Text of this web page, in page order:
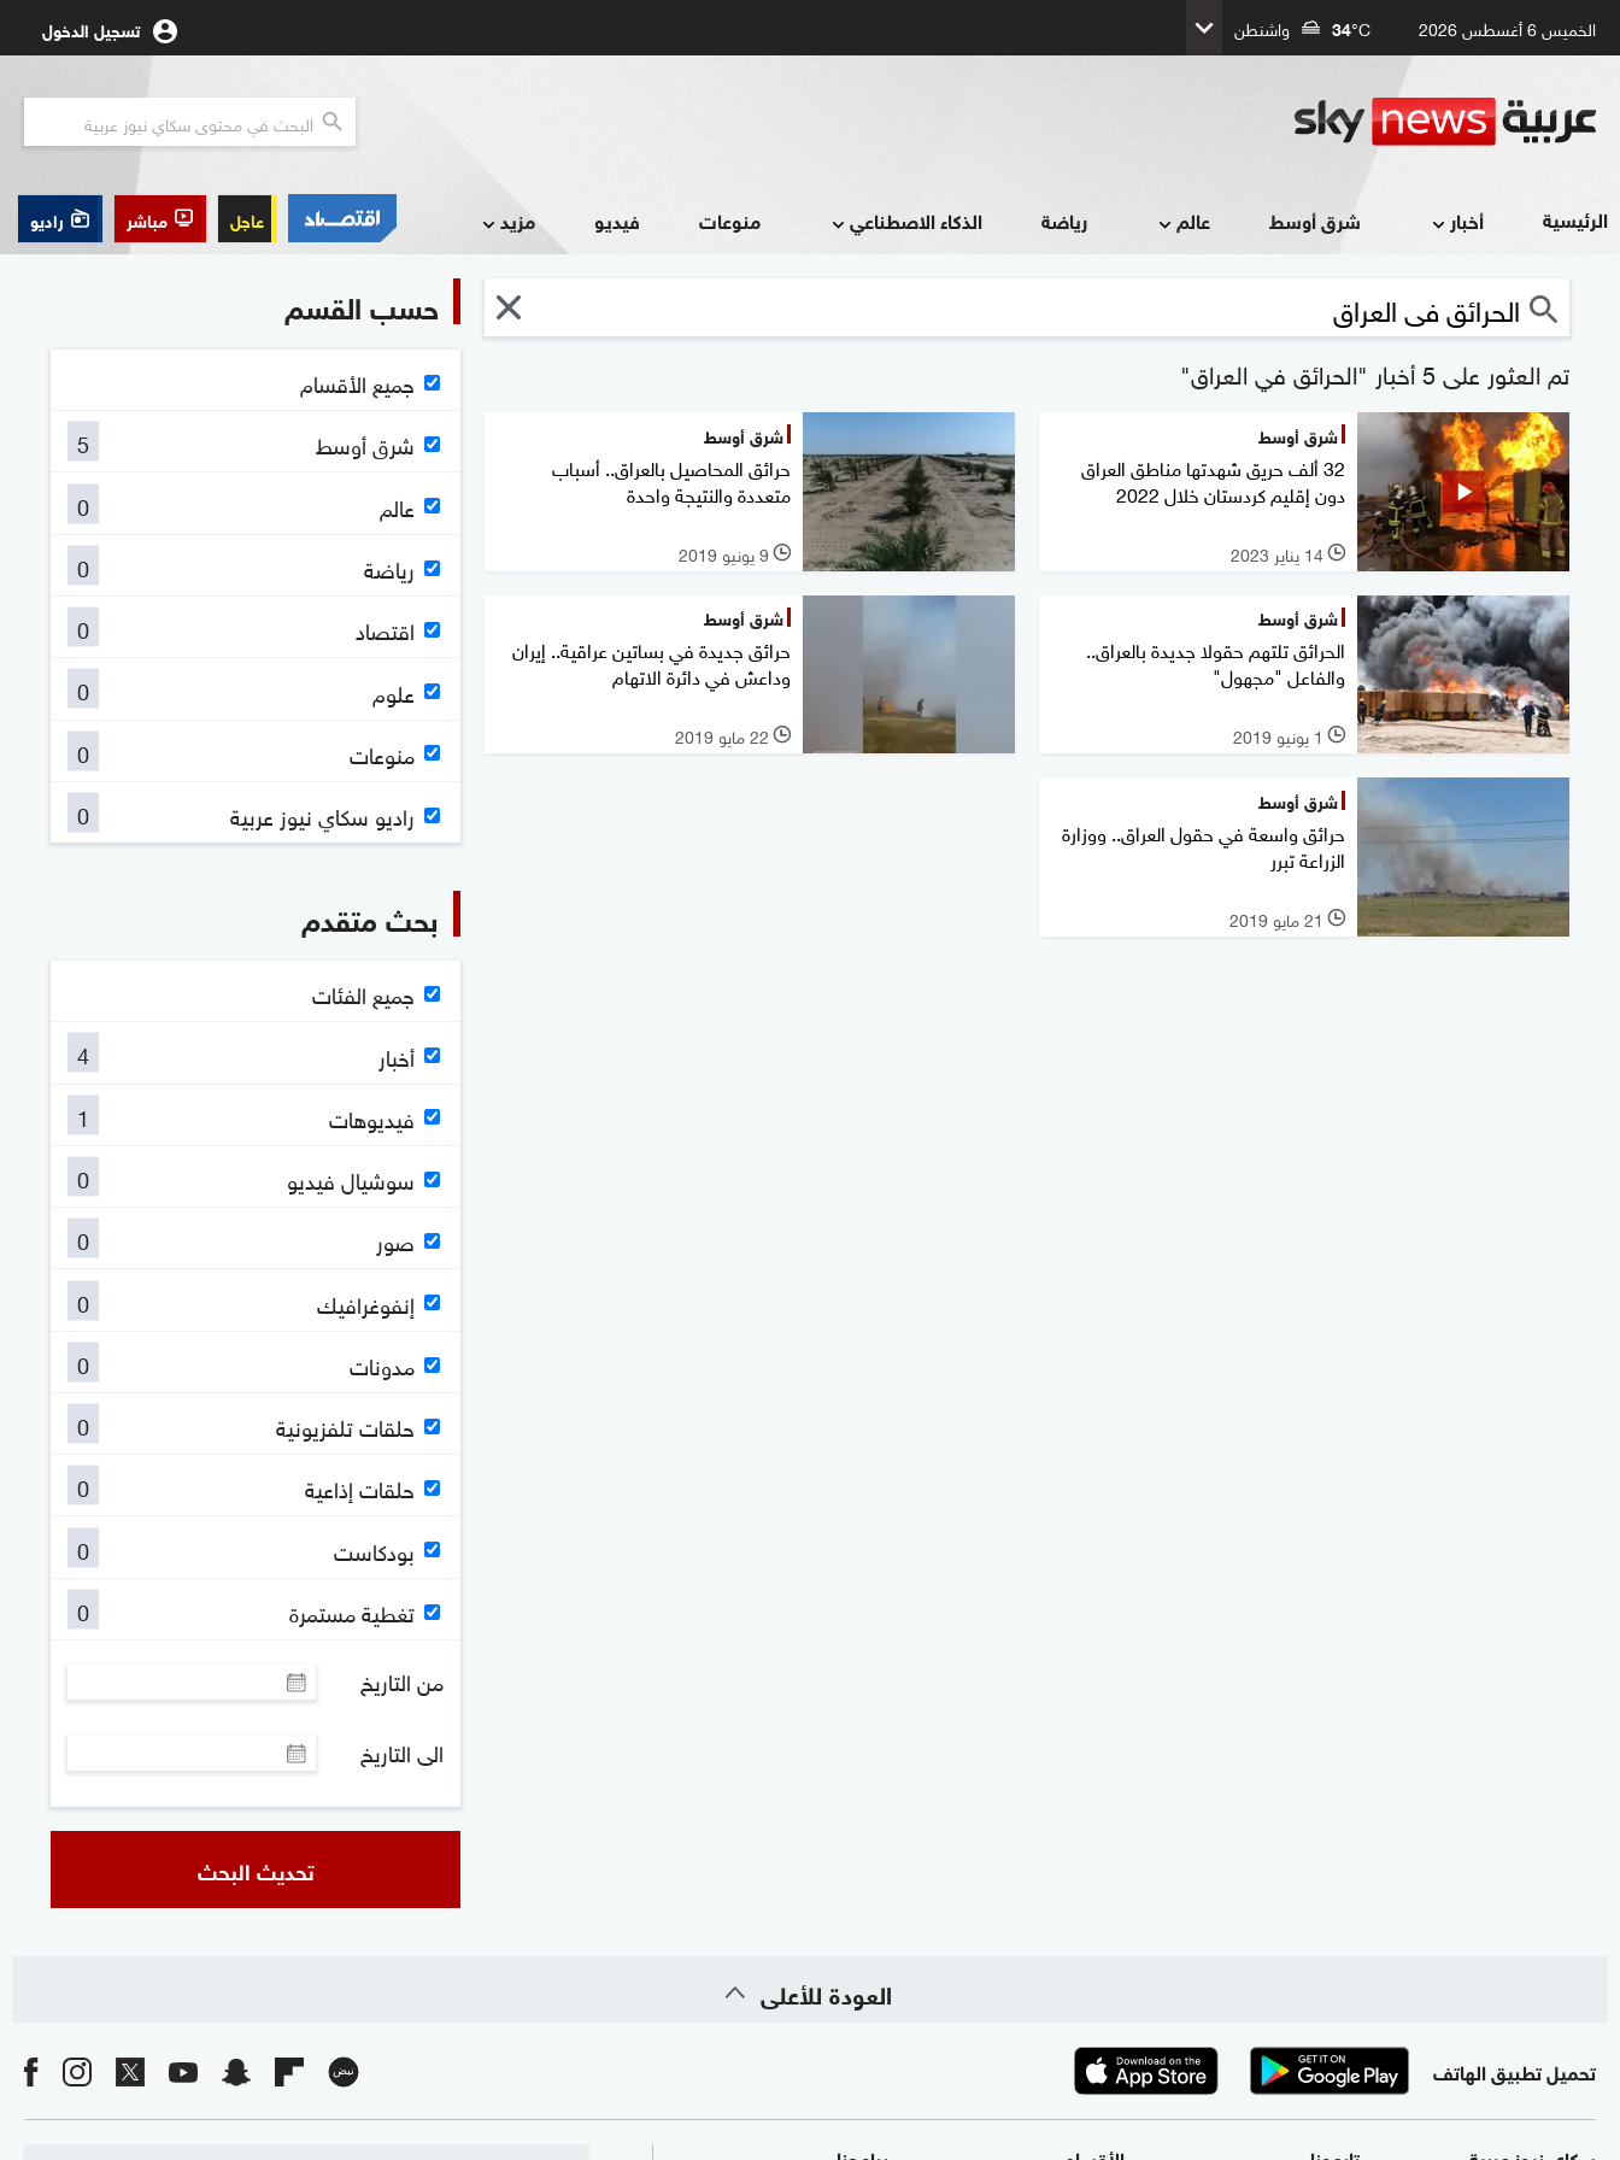
الخميس 6 أغسطس 2026 34°C واشنطن تسجيل الدخول
الرئيسية أخبار شرق أوسط عالم رياضة الذكاء الاصطناعي منوعات فيديو مزيد عاجل مباشر راديو
تم العثور على 5 أخبار "الحرائق في العراق"
شرق أوسط
32 ألف حريق شهدتها مناطق العراق
دون إقليم كردستان خلال 2022
l 14 يناير 2023
شرق أوسط
حرائق المحاصيل بالعراق.. أسباب
متعددة والنتيجة واحدة
l 9 يونيو 2019
شرق أوسط
الحرائق تلتهم حقولا جديدة بالعراق..
والفاعل "مجهول"
l 1 يونيو 2019
شرق أوسط
حرائق جديدة في بساتين عراقية.. إيران
وداعش في دائرة الاتهام
l 22 مايو 2019
شرق أوسط
حرائق واسعة في حقول العراق.. ووزارة
الزراعة تبرر
l 21 مايو 2019
حسب القسم
جميع الأقسام
شرق أوسط
5
عالم
0
رياضة
0
اقتصاد
0
علوم
0
منوعات
0
راديو سكاي نيوز عربية
0
بحث متقدم
جميع الفئات
أخبار
4
فيديوهات
1
سوشيال فيديو
0
صور
0
إنفوغرافيك
0
مدونات
0
حلقات تلفزيونية
0
حلقات إذاعية
0
بودكاست
0
تغطية مستمرة
0
من التاريخ
الى التاريخ
تحديث البحث
العودة للأعلى
تحميل تطبيق الهاتف